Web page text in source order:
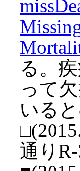
る。
って
いると
通り